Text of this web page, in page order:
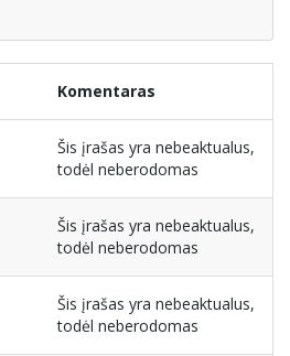
Komentaras
Šis įrašas yra nebeaktualus,
todėl neberodomas
Šis įrašas yra nebeaktualus,
todėl neberodomas
Šis įrašas yra nebeaktualus,
todėl neberodomas